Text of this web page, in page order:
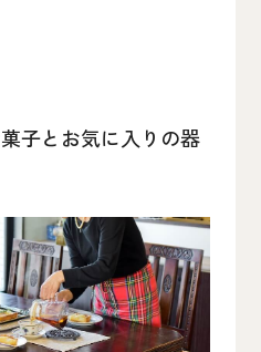
子とお気に入りの器